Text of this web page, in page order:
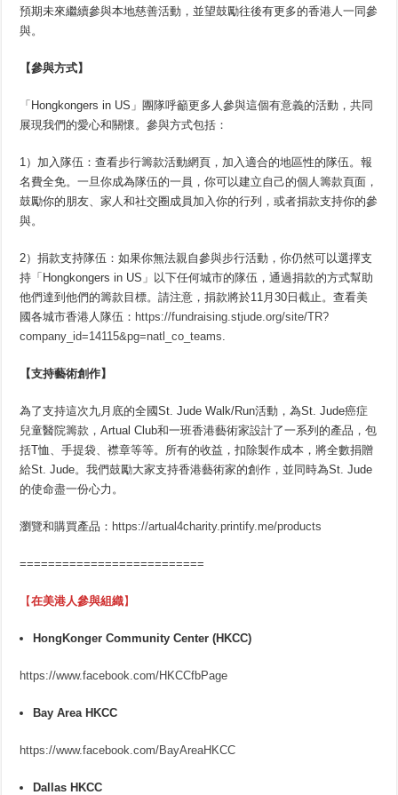
預期未來繼續參與本地慈善活動，並望鼓勵往後有更多的香港人一同參
與。
【參與方式】
「Hongkongers in US」團隊呼籲更多人參與這個有意義的活動，共同
展現我們的愛心和關懷。參與方式包括：
1）加入隊伍：查看步行籌款活動網頁，加入適合的地區性的隊伍。報
名費全免。一旦你成為隊伍的一員，你可以建立自己的個人籌款頁面，
鼓勵你的朋友、家人和社交圈成員加入你的行列，或者捐款支持你的參
與。
2）捐款支持隊伍：如果你無法親自參與步行活動，你仍然可以選擇支
持「Hongkongers in US」以下任何城市的隊伍，通過捐款的方式幫助
他們達到他們的籌款目標。請注意，捐款將於11月30日截止。查看美
國各城市香港人隊伍： https://fundraising.stjude.org/site/TR?
company_id=14115&pg=natl_co_teams.
【支持藝術創作】
為了支持這次九月底的全國St. Jude Walk/Run活動，為St. Jude癌症
兒童醫院籌款，Artual Club和一班香港藝術家設計了一系列的產品，包
括T恤、手提袋、襟章等等。所有的收益，扣除製作成本，將全數捐贈
給St. Jude。我們鼓勵大家支持香港藝術家的創作，並同時為St. Jude
的使命盡一份心力。
瀏覽和購買產品： https://artual4charity.printify.me/products
==========================
【在美港人參與組織】
HongKonger Community Center (HKCC)
https://www.facebook.com/HKCCfbPage
Bay Area HKCC
https://www.facebook.com/BayAreaHKCC
Dallas HKCC